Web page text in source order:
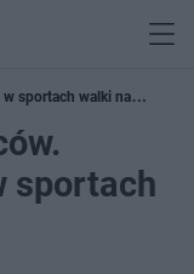
sportach walki na
sportach